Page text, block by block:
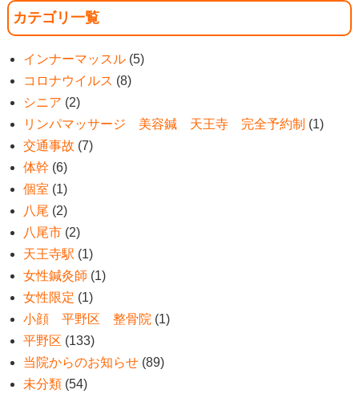
カテゴリ一覧
インナーマッスル(5)
コロナウイルス (8)
シニア (2)
リンパマッサージ 美容鍼 天王寺 完全予約制 (1)
交通事故 (7)
体幹 (6)
個室 (1)
八尾 (2)
八尾市(2)
天王寺駅 (1)
女性鍼灸師 (1)
女性限定 (1)
小顔 平野区 整骨院(1)
平野区 (133)
当院からのお知らせ(89)
未分類 (54)